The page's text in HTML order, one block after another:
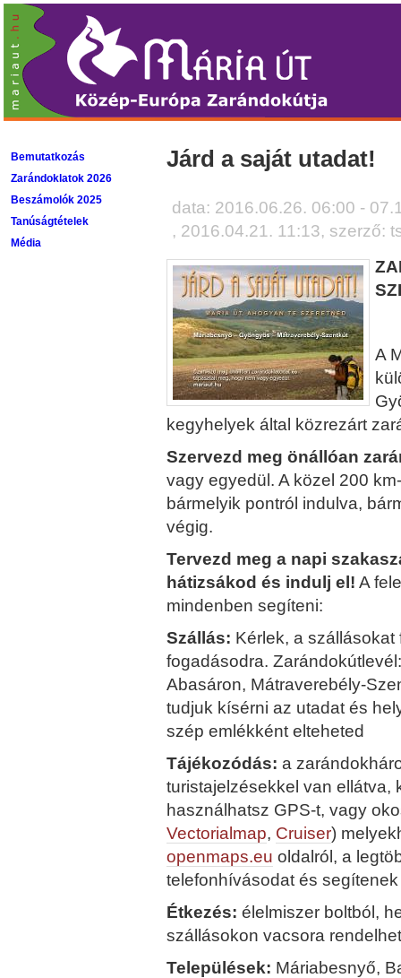
Bemutatkozás
Zarándoklatok 2026
Beszámolók 2025
Tanúságtételek
Média
Járd a saját utadat!
data: 2016.06.26. 06:00 -
, 2016.04.21. 11:13, szerző:
A
kegyhelyek által közrezárt
Szervezd meg önállóan
vagy egyedül. A közel 200
bármelyik pontról indulva,
végig.
Tervezd meg a napi
hátizsákod és indulj el! A
mindenben segíteni:
Szállás: Kérlek, a
fogadásodra.
Abasáron, Mátraverebély-
tudjuk kísérni az utadat és
szép emlékként elteheted
Tájékozódás: a
turistajelzésekkel van ellátva,
használhatsz GPS-t, vagy
Vectorialmap, Cruiser)
openmaps.eu oldalról, a
telefonhívásodat és
Étkezés: élelmiszer boltból,
szállásokon vacsora
Települések: Máriabesnyő,